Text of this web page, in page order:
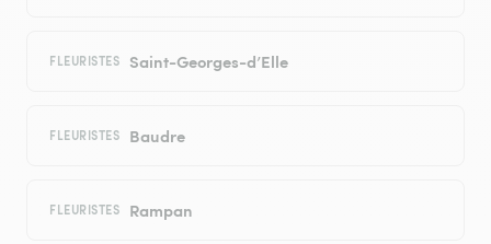
FLEURISTES Saint-Georges-d’Elle
FLEURISTES Baudre
FLEURISTES Rampan